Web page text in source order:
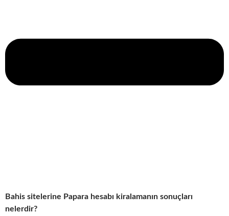
Bahis sitelerine Papara hesabı kiralamanın sonuçları
nelerdir?